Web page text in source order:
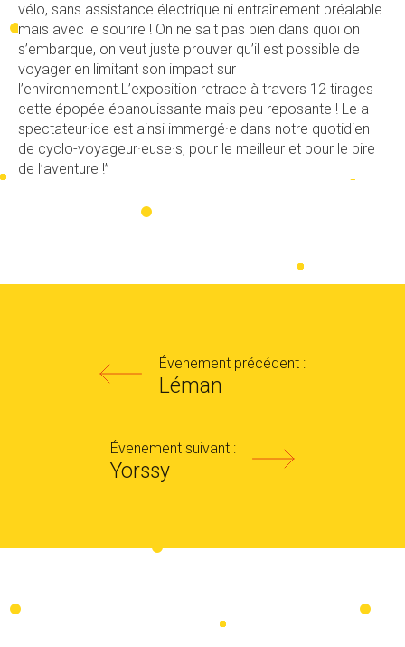
vélo, sans assistance électrique ni entraînement préalable
mais avec le sourire ! On ne sait pas bien dans quoi on
s’embarque, on veut juste prouver qu’il est possible de
voyager en limitant son impact sur
l’environnement.L’exposition retrace à travers 12 tirages
cette épopée épanouissante mais peu reposante ! Le·a
spectateur·ice est ainsi immergé·e dans notre quotidien
de cyclo-voyageur·euse·s, pour le meilleur et pour le pire
de l’aventure !”
Évenement précédent :
Léman
Évenement suivant :
Yorssy